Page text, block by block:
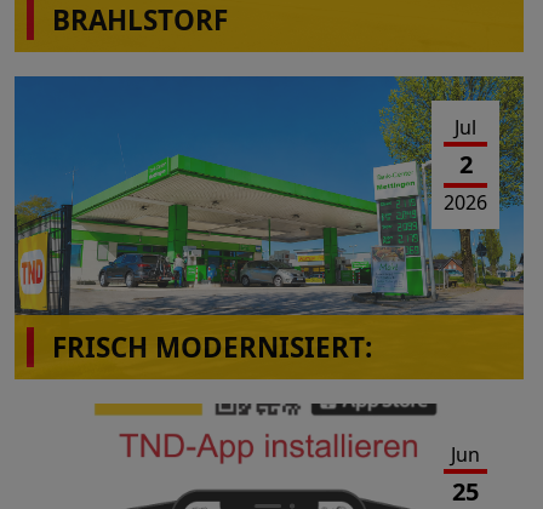
BRAHLSTORF
Jul
2
2026
FRISCH MODERNISIERT:
Das Tank-Center Mettingen präsentiert sich im
neuen Look!
Jun
25